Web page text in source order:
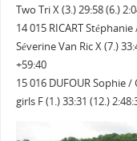
Two Tri X (3.) 29:58 (6.)
14 015 RICART
Séverine Van Ric X (7.)
+59:40
15 016 DUFOUR Sophie
girls F (1.) 33:31 (12.)